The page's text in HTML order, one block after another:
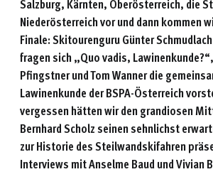
Salzburg, Kärnten, Oberösterreich, die
Niederösterreich vor und dann kommen
Finale: Skitourenguru Günter
fragen sich „Quo vadis,
Pfingstner und Tom Wanner die
Lawinenkunde der BSPA-Österreich
vergessen hätten wir den grandiosen
Bernhard Scholz seinen sehnlichst
zur Historie des Steilwandskifahren
Interviews mit Anselme Baud und Vivian